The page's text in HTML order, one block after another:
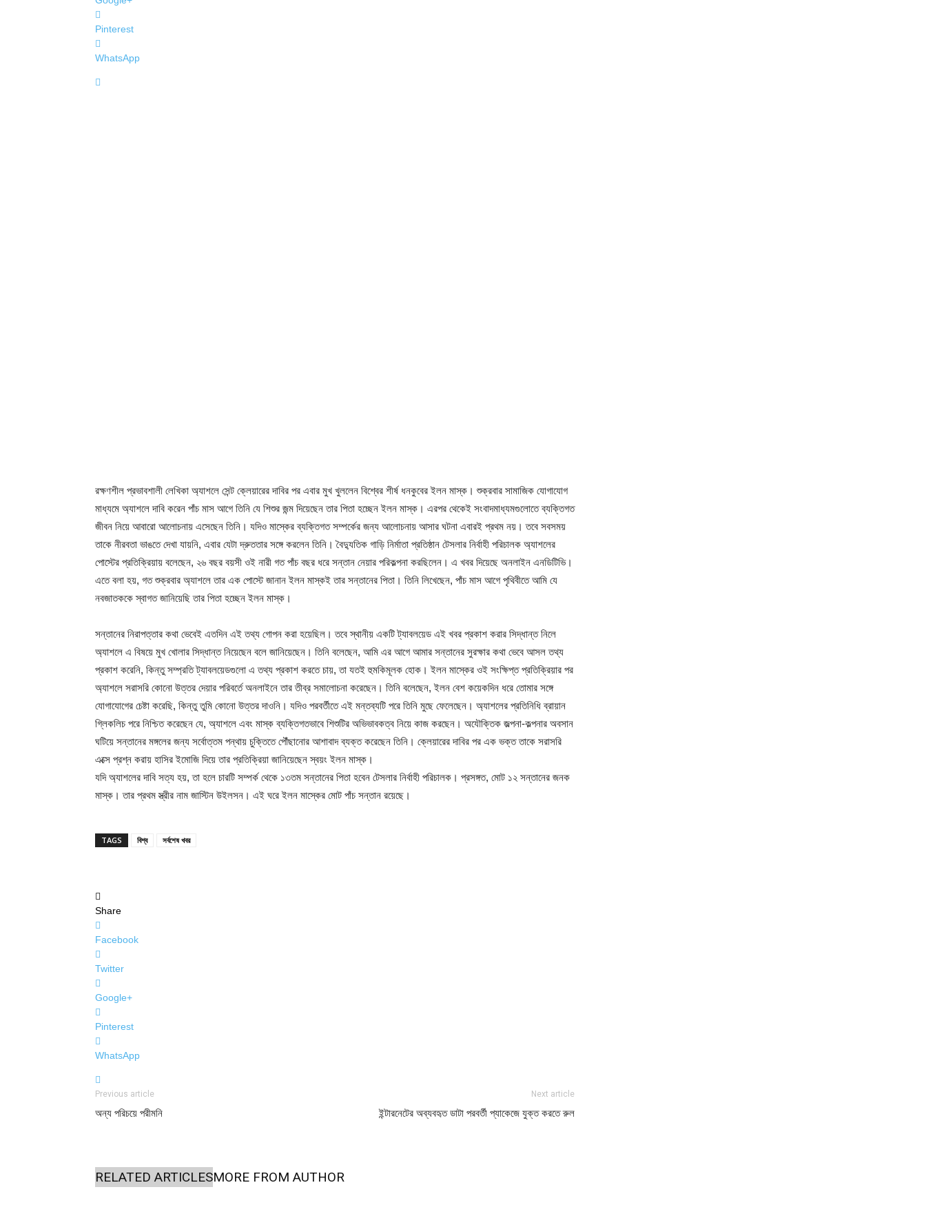
Pinterest
WhatsApp
রক্ষণশীল প্রভাবশালী লেখিকা অ্যাশলে সেন্ট ক্লেয়ারের দাবির পর এবার মুখ খুললেন বিশ্বের শীর্ষ ধনকুবের ইলন মাস্ক। শুক্রবার সামাজিক যোগাযোগ
মাধ্যমে অ্যাশলে দাবি করেন পাঁচ মাস আগে তিনি যে শিশুর জন্ম দিয়েছেন তার পিতা হচ্ছেন ইলন মাস্ক। এরপর থেকেই সংবাদমাধ্যমগুলোতে ব্যক্তিগত
জীবন নিয়ে আবারো আলোচনায় এসেছেন তিনি। যদিও মাস্কের ব্যক্তিগত সম্পর্কের জন্য আলোচনায় আসার ঘটনা এবারই প্রথম নয়। তবে সবসময়
তাকে নীরবতা ভাঙতে দেখা যায়নি, এবার যেটা দ্রুততার সঙ্গে করলেন তিনি। বৈদ্যুতিক গাড়ি নির্মাতা প্রতিষ্ঠান টেসলার নির্বাহী পরিচালক অ্যাশলের
পোস্টের প্রতিক্রিয়ায় বলেছেন, ২৬ বছর বয়সী ওই নারী গত পাঁচ বছর ধরে সন্তান নেয়ার পরিকল্পনা করছিলেন। এ খবর দিয়েছে অনলাইন এনডিটিভি।
এতে বলা হয়, গত শুক্রবার অ্যাশলে তার এক পোস্টে জানান ইলন মাস্কই তার সন্তানের পিতা। তিনি লিখেছেন, পাঁচ মাস আগে পৃথিবীতে আমি যে
নবজাতককে স্বাগত জানিয়েছি তার পিতা হচ্ছেন ইলন মাস্ক।
সন্তানের নিরাপত্তার কথা ভেবেই এতদিন এই তথ্য গোপন করা হয়েছিল। তবে স্থানীয় একটি ট্যাবলয়েড এই খবর প্রকাশ করার সিদ্ধান্ত নিলে
অ্যাশলে এ বিষয়ে মুখ খোলার সিদ্ধান্ত নিয়েছেন বলে জানিয়েছেন। তিনি বলেছেন, আমি এর আগে আমার সন্তানের সুরক্ষার কথা ভেবে আসল তথ্য
প্রকাশ করেনি, কিন্তু সম্প্রতি ট্যাবলয়েডগুলো এ তথ্য প্রকাশ করতে চায়, তা যতই হুমকিমূলক হোক। ইলন মাস্কের ওই সংক্ষিপ্ত প্রতিক্রিয়ার পর
অ্যাশলে সরাসরি কোনো উত্তর দেয়ার পরিবর্তে অনলাইনে তার তীব্র সমালোচনা করেছেন। তিনি বলেছেন, ইলন বেশ কয়েকদিন ধরে তোমার সঙ্গে
যোগাযোগের চেষ্টা করেছি, কিন্তু তুমি কোনো উত্তর দাওনি। যদিও পরবর্তীতে এই মন্তব্যটি পরে তিনি মুছে ফেলেছেন। অ্যাশলের প্রতিনিধি ব্রায়ান
গ্লিকলিচ পরে নিশ্চিত করেছেন যে, অ্যাশলে এবং মাস্ক ব্যক্তিগতভাবে শিশুটির অভিভাবকত্ব নিয়ে কাজ করছেন। অযৌক্তিক জল্পনা-কল্পনার অবসান
ঘটিয়ে সন্তানের মঙ্গলের জন্য সর্বোত্তম পন্থায় চুক্তিতে পৌঁছানোর আশাবাদ ব্যক্ত করেছেন তিনি। ক্লেয়ারের দাবির পর এক ভক্ত তাকে সরাসরি
এক্সে প্রশ্ন করায় হাসির ইমোজি দিয়ে তার প্রতিক্রিয়া জানিয়েছেন স্বয়ং ইলন মাস্ক।
যদি অ্যাশলের দাবি সত্য হয়, তা হলে চারটি সম্পর্ক থেকে ১৩তম সন্তানের পিতা হবেন টেসলার নির্বাহী পরিচালক। প্রসঙ্গত, মোট ১২ সন্তানের জনক
মাস্ক। তার প্রথম স্ত্রীর নাম জাস্টিন উইলসন। এই ঘরে ইলন মাস্কের মোট পাঁচ সন্তান রয়েছে।
TAGS বিশ্ব সর্বশেষ খবর
Share
Facebook
Twitter
Google+
Pinterest
WhatsApp
Previous article
অন্য পরিচয়ে পরীমনি
Next article
ইন্টারনেটের অব্যবহৃত ডাটা পরবর্তী প্যাকেজে যুক্ত করতে রুল
RELATED ARTICLESMORE FROM AUTHOR